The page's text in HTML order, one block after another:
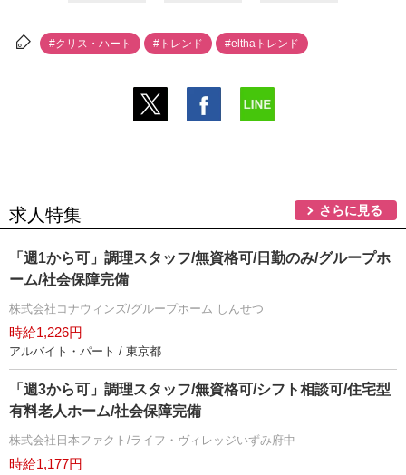
#クリス・ハート #トレンド #elthaトレンド
求人特集 さらに見る
「週1から可」調理スタッフ/無資格可/日勤のみ/グループホ
ーム/社会保障完備
株式会社コナウィンズ/グループホーム しんせつ
時給1,226円
アルバイト・パート / 東京都
「週3から可」調理スタッフ/無資格可/シフト相談可/住宅型
有料老人ホーム/社会保障完備
株式会社日本ファクト/ライフ・ヴィレッジいずみ府中
時給1,177円